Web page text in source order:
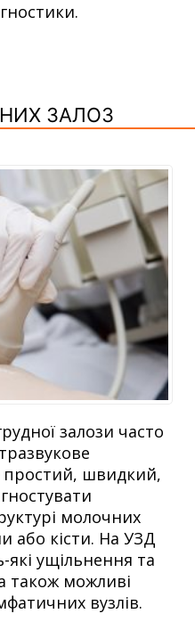
ЗАЛОЗ
залози часто
простий, швидкий,
молочних
або кісти. На УЗД
ущільнення та
також можливі
вузлів.